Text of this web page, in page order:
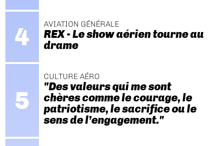
AVIATION GÉNÉRALE
REX - Le show aérien tourne au
drame
CULTURE AÉRO
"Des valeurs qui me sont
chères comme le courage, le
patriotisme, le sacrifice ou le
sens de l’engagement."